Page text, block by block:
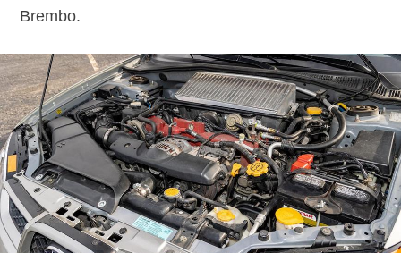
Brembo.